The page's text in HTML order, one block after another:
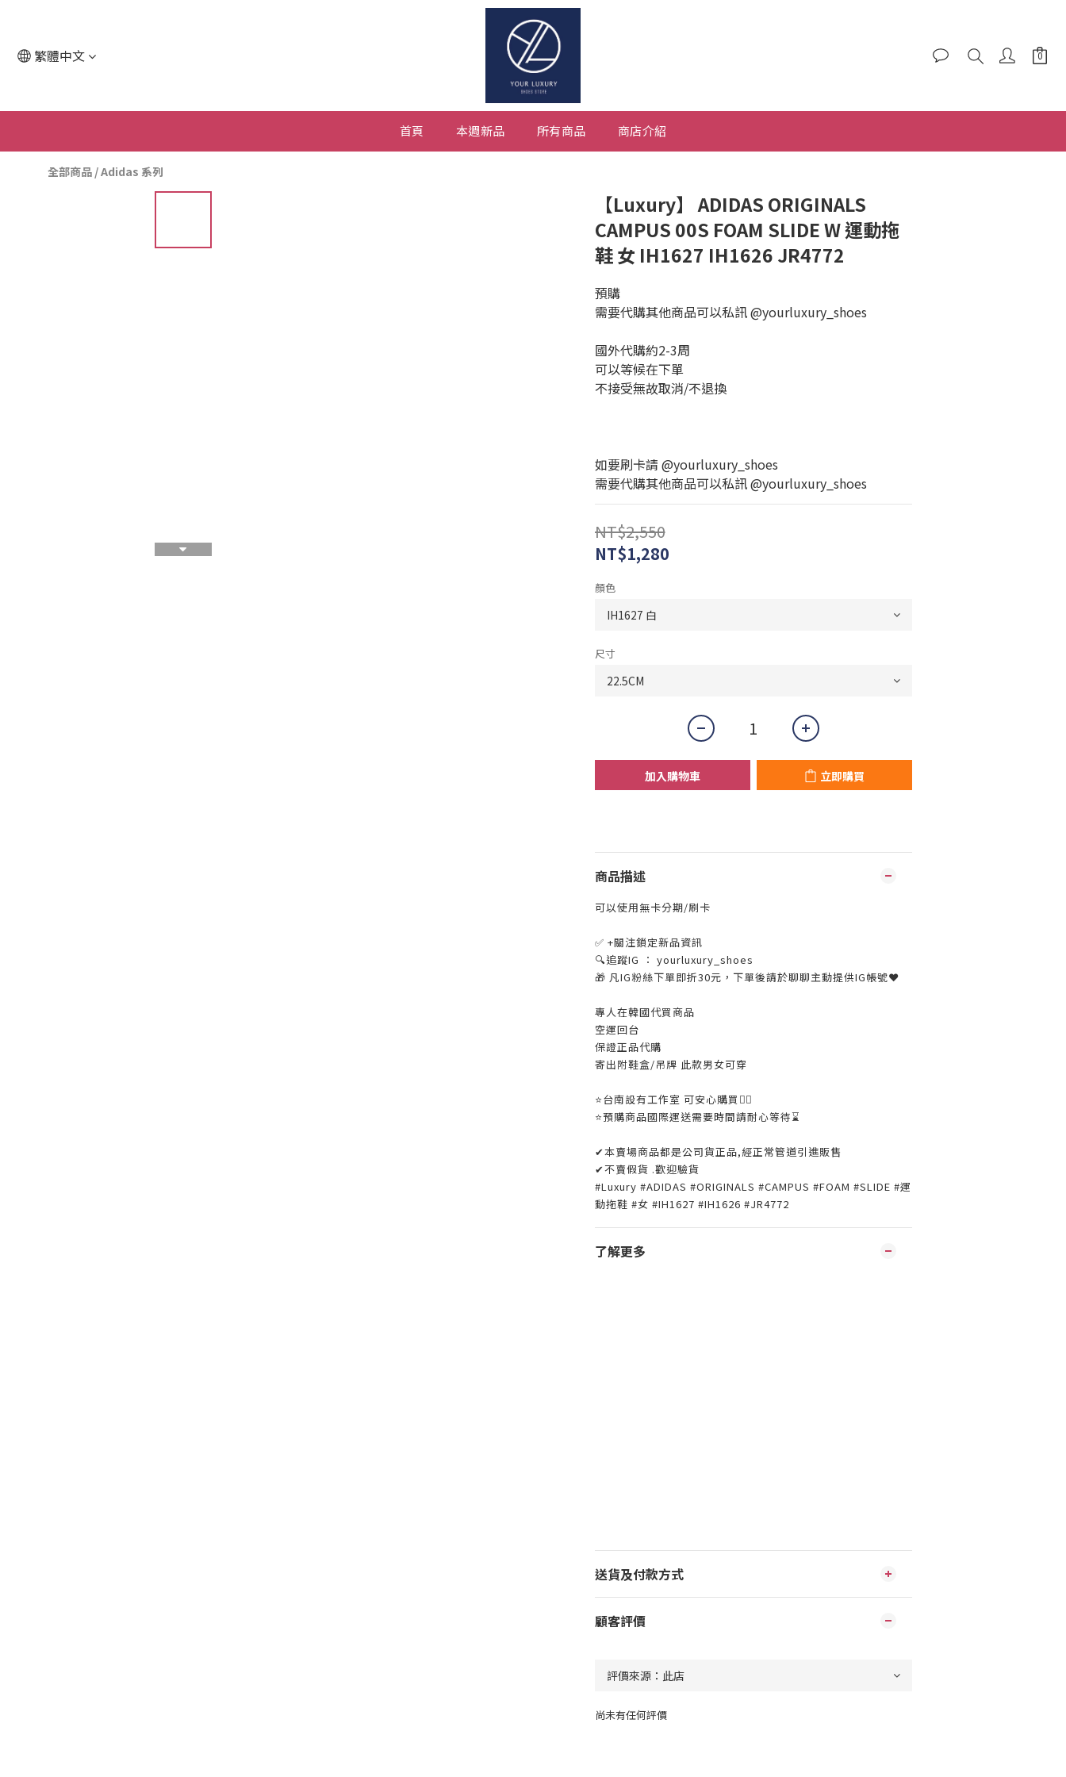
繁體中文
首頁 本週新品 所有商品 商店介紹
全部商品 /Adidas 系列
【Luxury】 ADIDAS ORIGINALS
CAMPUS 00S FOAM SLIDE W 運動拖
鞋 女 IH1627 IH1626 JR4772
預購
需要代購其他商品可以私訊 @yourluxury_shoes
國外代購約2-3周
可以等候在下單
不接受無故取消/不退換
如要刷卡請 @yourluxury_shoes
需要代購其他商品可以私訊 @yourluxury_shoes
NT$2,550
NT$1,280
顏色
尺寸
加入購物車 立即購買
商品描述
可以使用無卡分期/刷卡
✅ +關注鎖定新品資訊
🔍追蹤IG ： yourluxury_shoes
🎁 凡IG粉絲下單即折30元，下單後請於聊聊主動提供IG帳號❤
專人在韓國代買商品
空運回台
保證正品代購
寄出附鞋盒/吊牌 此款男女可穿
⭐️台南設有工作室 可安心購買👌🏼
⭐️預購商品國際運送需要時間請耐心等待⌛️
✔本賣場商品都是公司貨正品,經正常管道引進販售
✔不賣假貨 .歡迎驗貨
#Luxury #ADIDAS #ORIGINALS #CAMPUS #FOAM #SLIDE #運
動拖鞋 #女 #IH1627 #IH1626 #JR4772
了解更多
送貨及付款方式
顧客評價
尚未有任何評價